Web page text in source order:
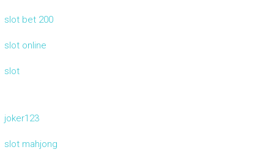
slot bet 200
slot online
slot
joker123
slot mahjong